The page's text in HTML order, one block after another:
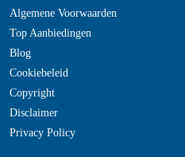
Algemene Voorwaarden
Top Aanbiedingen
Blog
Cookiebeleid
Copyright
Disclaimer
Privacy Policy